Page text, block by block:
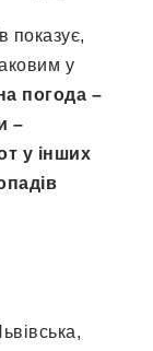
показує,
у
погода –
–
у інших